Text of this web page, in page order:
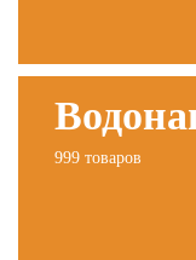
999 товаров